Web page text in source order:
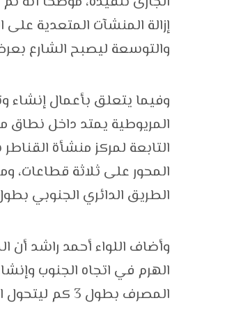
إزالة المنشآت المتعدية
والتوسعة ليصبح الشارع بعرض 40 م بدلا من
وفيما يتعلق بأعمال إنشاء
التابعة لمركز منشأة
المحور على ثلاثة قطاعات،
الطريق الدائري الجنوبي بطول 3 كم
الهرم في اتجاه الجنوب
المصرف